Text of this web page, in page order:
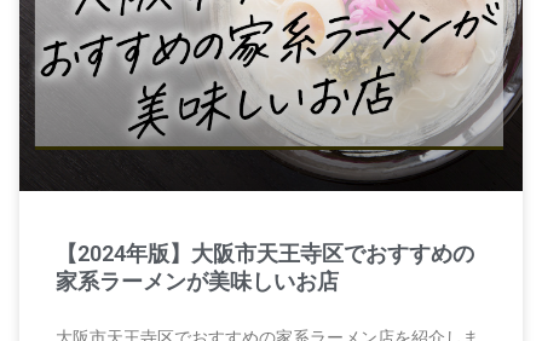
【2024年版】大阪市天王寺区でおすすめの
家系ラーメンが美味しいお店